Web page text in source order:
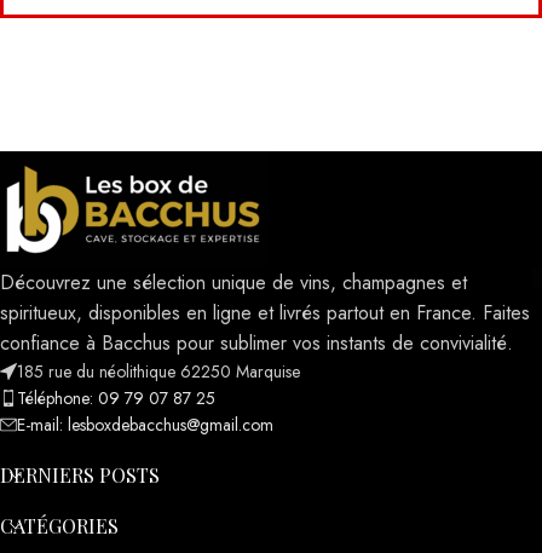
Découvrez une sélection unique de vins, champagnes et
spiritueux, disponibles en ligne et livrés partout en France. Faites
confiance à Bacchus pour sublimer vos instants de convivialité.
185 rue du néolithique 62250 Marquise
Téléphone: 09 79 07 87 25
E-mail: lesboxdebacchus@gmail.com
DERNIERS POSTS
CATÉGORIES